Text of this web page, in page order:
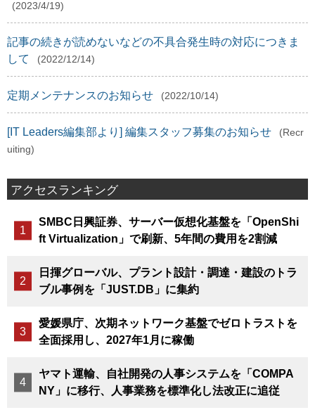
(2023/4/19)
記事の続きが読めないなどの不具合発生時の対応につきま
して
(2022/12/14)
定期メンテナンスのお知らせ (2022/10/14)
[IT Leaders編集部より] 編集スタッフ募集のお知らせ
(Recr
uiting)
アクセスランキング
SMBC日興証券、サーバー仮想化基盤を「OpenShi
ft Virtualization」で刷新、5年間の費用を2割減
日揮グローバル、プラント設計・調達・建設のトラ
ブル事例を「JUST.DB」に集約
愛媛県庁、次期ネットワーク基盤でゼロトラストを
全面採用し、2027年1月に稼働
ヤマト運輸、自社開発の人事システムを「COMPA
NY」に移行、人事業務を標準化し法改正に追従